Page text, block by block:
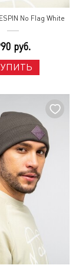
No Flag White
руб.